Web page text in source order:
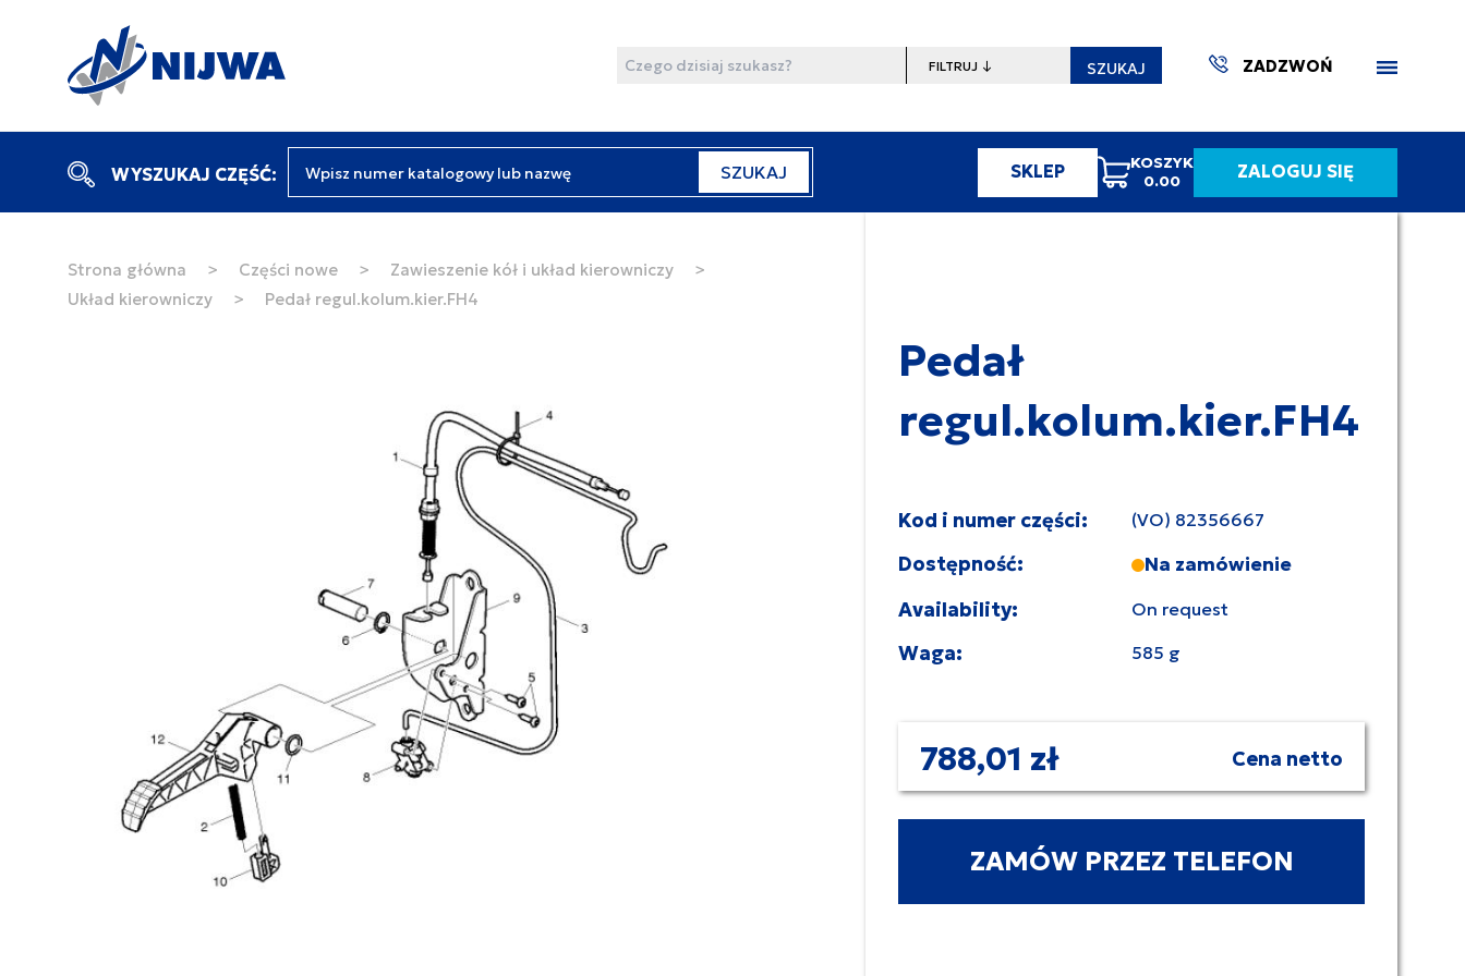
Wyszukaj
Filtruj SZUKAJ ZADZWOŃ
WYSZUKAJ CZĘŚĆ: SZUKAJ SKLEP
KOSZYK
0.00
ZALOGUJ SIĘ
Strona główna > Części nowe > Zawieszenie kół i układ kierowniczy
>
Układ kierowniczy
> Pedał regul.kolum.kier.FH4
Pedał
regul.kolum.kier.FH4
Kod i numer części: (VO) 82356667
Dostępność: Na zamówienie
Availability: On request
Waga: 585 g
788,01 zł Cena netto
ZAMÓW PRZEZ TELEFON